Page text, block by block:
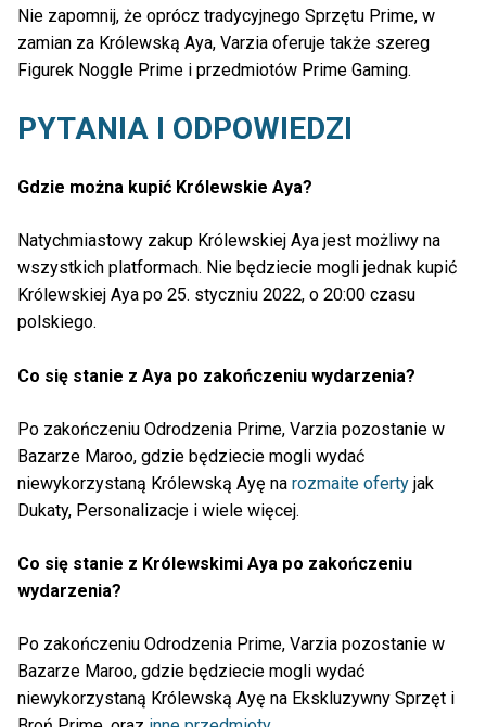
Nie zapomnij, że oprócz tradycyjnego Sprzętu Prime, w
zamian za Królewską Aya, Varzia oferuje także szereg
Figurek Noggle Prime i przedmiotów Prime Gaming.
PYTANIA I ODPOWIEDZI
Gdzie można kupić Królewskie Aya?
Natychmiastowy zakup Królewskiej Aya jest możliwy na
wszystkich platformach. Nie będziecie mogli jednak kupić
Królewskiej Aya po 25. styczniu 2022, o 20:00 czasu
polskiego.
Co się stanie z Aya po zakończeniu wydarzenia?
Po zakończeniu Odrodzenia Prime, Varzia pozostanie w
Bazarze Maroo, gdzie będziecie mogli wydać
niewykorzystaną Królewską Ayę na rozmaite oferty jak
Dukaty, Personalizacje i wiele więcej.
Co się stanie z Królewskimi Aya po zakończeniu
wydarzenia?
Po zakończeniu Odrodzenia Prime, Varzia pozostanie w
Bazarze Maroo, gdzie będziecie mogli wydać
niewykorzystaną Królewską Ayę na Ekskluzywny Sprzęt i